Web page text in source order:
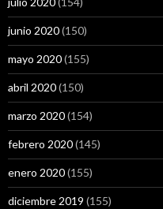
junio 2020(150)
mayo 2020(155)
abril 2020(150)
marzo 2020(154)
febrero 2020(145)
enero 2020(155)
diciembre 2019 (155)